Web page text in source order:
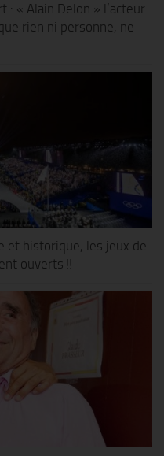
: « Alain Delon » l’acteur
rien ni personne, ne
et historique, les jeux de
ouverts !!